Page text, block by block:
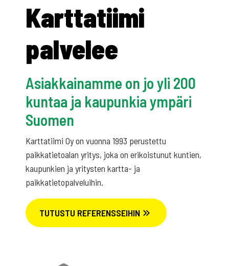
Karttatiimi
palvelee
Asiakkainamme on jo yli 200
kuntaa ja kaupunkia ympäri
Suomen
Karttatiimi Oy on vuonna 1993 perustettu
paikkatietoalan yritys, joka on erikoistunut kuntien,
kaupunkien ja yritysten kartta- ja
paikkatietopalveluihin.
TUTUSTU REFERENSSEIHIN